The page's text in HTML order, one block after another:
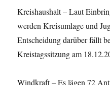
Kreishaushalt – Laut
werden Kreisumlage und
Entscheidung darüber fällt
Kreistagssitzung am
Windkraft – Es lägen 72